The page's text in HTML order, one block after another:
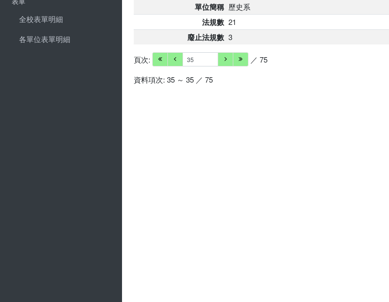
全校表單明細
各單位表單明細
單位簡稱 歷史系
法規數 21
廢止法規數 3
頁次:
／ 75
資料項次: 35 ～ 35 ／ 75